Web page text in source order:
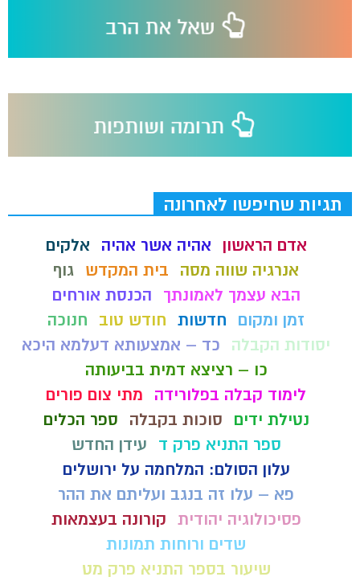
תגיות שחיפשו לאחרונה
אדם הראשון אהיה אשר אהיה
אלקים
אנרגיה שווה מסה
בית המקדש גוף
הבא עצמך לאמונתך
הכנסת אורחים
זמן ומקום
חדשות חודש טוב
חנוכה
יסודות הקבלה
כד – אמצעותא דעלמא היכא
כו – רציצא דמית בביעותה
לימוד קבלה בפלורידה
מתי צום פורים
נטילת ידים
סוכות בקבלה
ספר הכלים
ספר התניא פרק ד
עידן החדש
עלון הסולם: המלחמה על ירושלים
פא – עלו זה בנגב ועליתם את ההר
פסיכולוגיה יהודית קורונה בעצמאות
שדים ורוחות תמונות
שיעור בספר התניא פרק מט